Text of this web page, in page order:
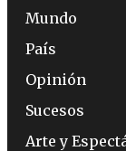
Mundo
País
Opinión
Sucesos
Arte y